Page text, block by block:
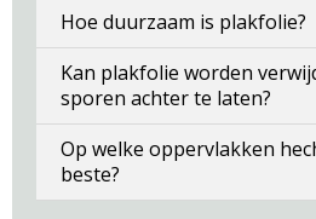
Hoe duurzaam is plakfolie?
Kan plakfolie worden
sporen achter te laten?
Op welke oppervlakken
beste?